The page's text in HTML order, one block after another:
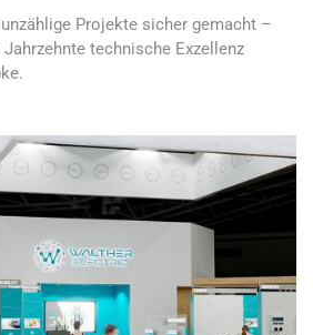
Projekte sicher gemacht –
technische Exzellenz